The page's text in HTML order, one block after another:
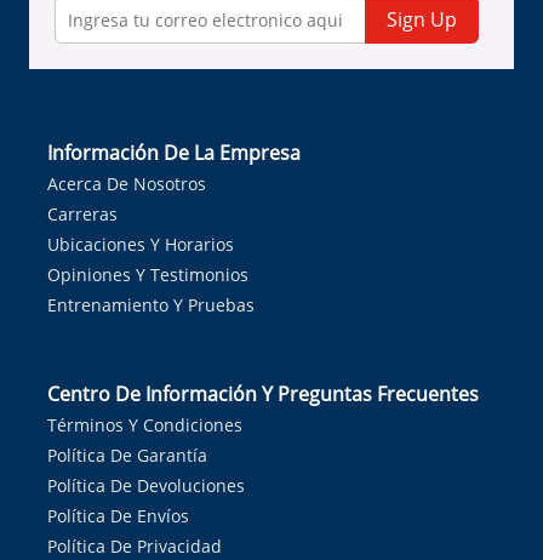
Sign Up
Información De La Empresa
Acerca De Nosotros
Carreras
Ubicaciones Y Horarios
Opiniones Y Testimonios
Entrenamiento Y Pruebas
Centro De Información Y Preguntas Frecuentes
Términos Y Condiciones
Política De Garantía
Política De Devoluciones
Política De Envíos
Política De Privacidad